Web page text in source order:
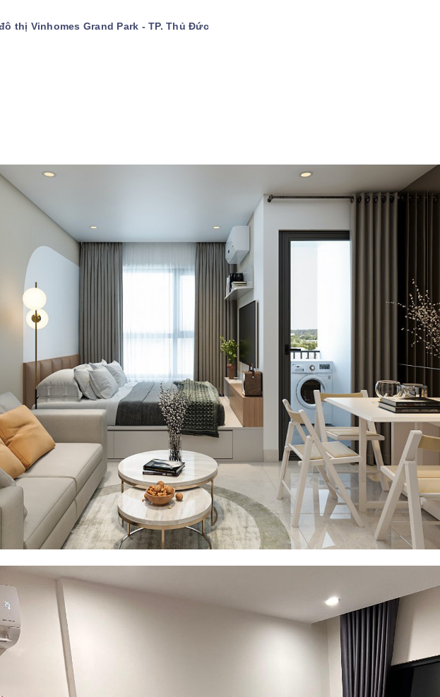
thị Vinhomes Grand Park - TP. Thủ Đức